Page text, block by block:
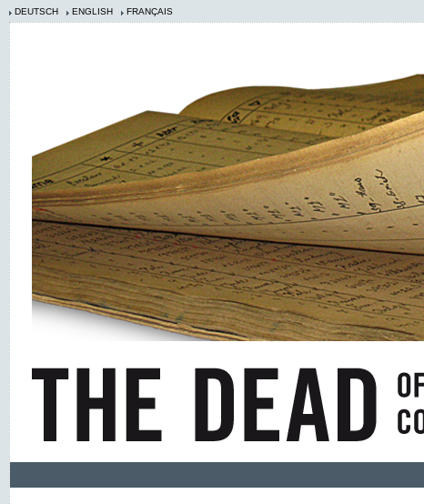
DEUTSCH ENGLISH FRANÇAIS